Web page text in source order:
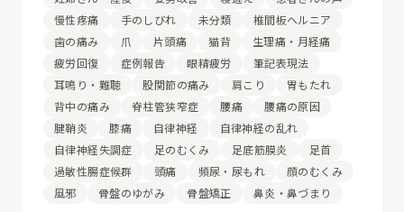
慢性疼痛
手のしびれ 未分類
椎間板ヘルニア
歯の痛み
爪 片頭痛 猫背
生理痛・月経痛
疲労回復
症例報告 眼精疲労
筆記表現法
耳鳴り・難聴
股関節の痛み 肩こり
胃もたれ
背中の痛み
脊柱管狭窄症 腰痛
腰痛の原因
腱鞘炎
膝痛 自律神経
自律神経の乱れ
自律神経失調症
足のむくみ 足底筋膜炎
足首
過敏性腸症候群
頭痛 頻尿・尿もれ
顔のむくみ
風邪
骨盤のゆがみ 骨盤矯正 鼻炎・鼻づまり